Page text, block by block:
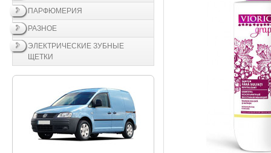
ПАРФЮМЕРИЯ
РАЗНОЕ
ЭЛЕКТРИЧЕСКИЕ ЗУБНЫЕ
ЩЕТКИ